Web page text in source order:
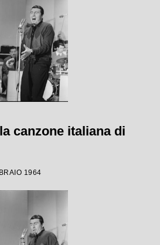
canzone italiana di
1964